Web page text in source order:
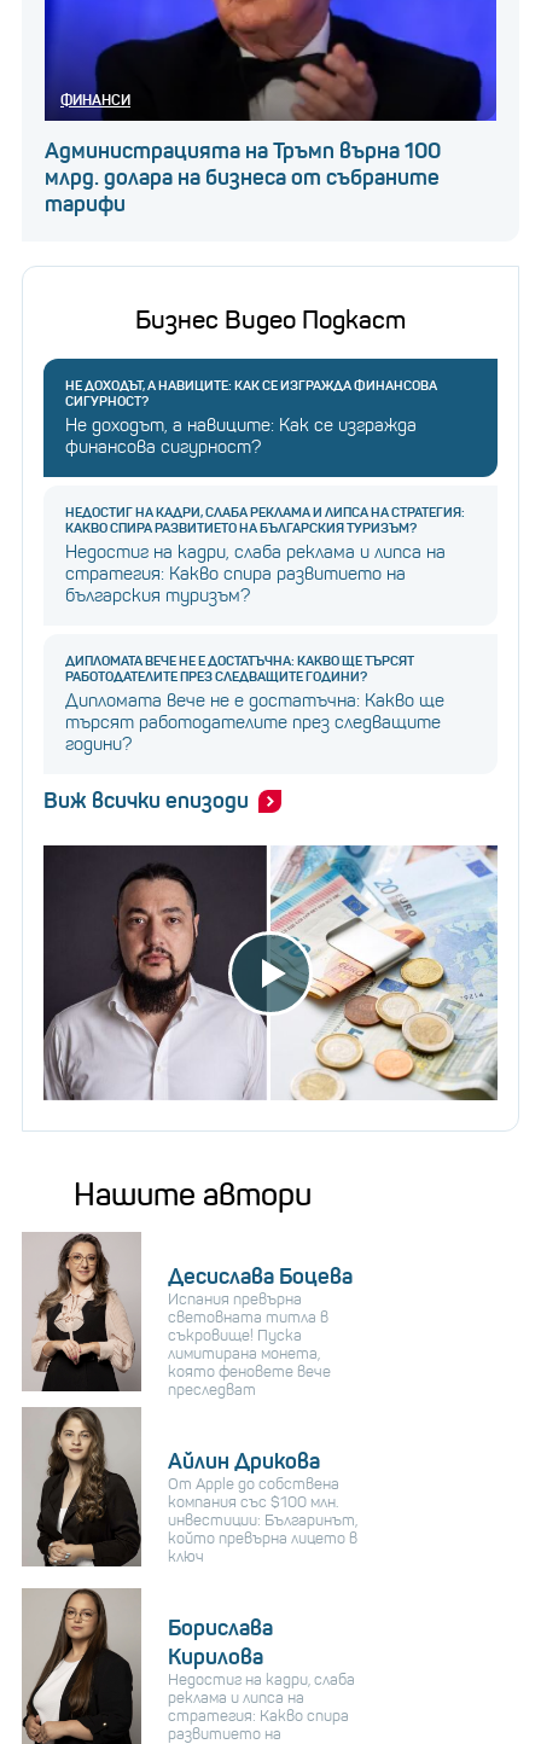
ФИНАНСИ
Администрацията на Тръмп върна 100
млрд. долара на бизнеса от събраните
тарифи
Бизнес Видео Подкаст
НЕ ДОХОДЪТ, А НАВИЦИТЕ: КАК СЕ ИЗГРАЖДА ФИНАНСОВА
СИГУРНОСТ?
Не доходът, а навиците: Как се изгражда
финансова сигурност?
НЕДОСТИГ НА КАДРИ, СЛАБА РЕКЛАМА И ЛИПСА НА СТРАТЕГИЯ:
КАКВО СПИРА РАЗВИТИЕТО НА БЪЛГАРСКИЯ ТУРИЗЪМ?
Недостиг на кадри, слаба реклама и липса на
стратегия: Какво спира развитието на
българския туризъм?
ДИПЛОМАТА ВЕЧЕ НЕ Е ДОСТАТЪЧНА: КАКВО ЩЕ ТЪРСЯТ
РАБОТОДАТЕЛИТЕ ПРЕЗ СЛЕДВАЩИТЕ ГОДИНИ?
Дипломата вече не е достатъчна: Какво ще
търсят работодателите през следващите
години?
Виж всички епизоди
Нашите автори
Десислава Боцева
Испания превърна
световната титла в
съкровище! Пуска
лимитирана монета,
която феновете вече
преследват
Айлин Дрикова
От Apple до собствена
компания със $100 млн.
инвестиции: Българинът,
който превърна лицето в
ключ
Борислава
Кирилова
Недостиг на кадри, слаба
реклама и липса на
стратегия: Какво спира
развитието на